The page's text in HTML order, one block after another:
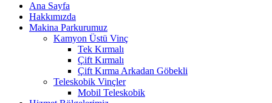
Ana Sayfa
Hakkımızda
Makina Parkurumuz
Kamyon Üstü Vinç
Tek Kırmalı
Çift Kırmalı
Çift Kırma Arkadan Göbekli
Teleskobik Vinçler
Mobil Teleskobik